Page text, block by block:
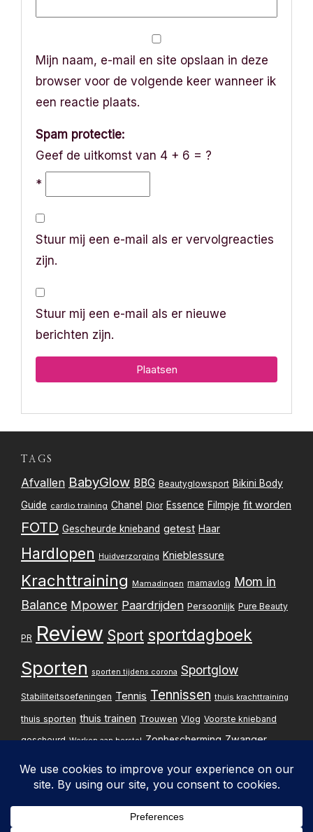
Mijn naam, e-mail en site opslaan in deze
browser voor de volgende keer wanneer ik
een reactie plaats.
Spam protectie:
Geef de uitkomst van 4 + 6 = ?
*
Stuur mij een e-mail als er vervolgreacties
zijn.
Stuur mij een e-mail als er nieuwe
berichten zijn.
TAGS
Afvallen BabyGlow BBG Beautyglowsport Bikini Body
Guide cardio training Chanel Dior Essence Filmpje fit worden
FOTD Gescheurde knieband getest Haar
Hardlopen Huidverzorging Knieblessure
Krachttraining Mamadingen mamavlog Mom in
Balance Mpower Paardrijden Persoonlijk Pure Beauty
PR Review Sport sportdagboek
Sporten sporten tijdens corona Sportglow
Stabiliteitsoefeningen Tennis Tennissen thuis krachttraining
thuis sporten thuis trainen Trouwen Vlog Voorste knieband
gescheurd Werken aan herstel Zonbescherming Zwanger